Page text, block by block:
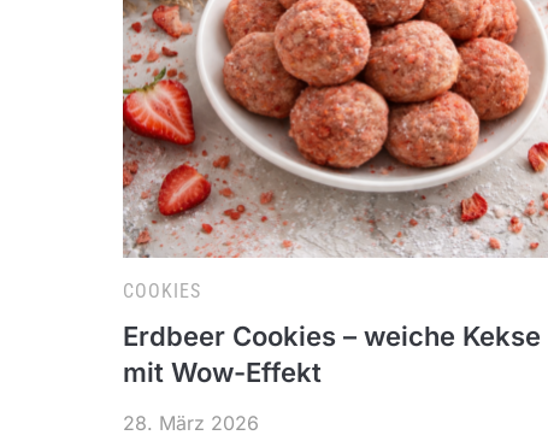
COOKIES
Erdbeer Cookies – weiche Kekse
mit Wow-Effekt
28. März 2026